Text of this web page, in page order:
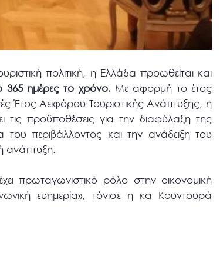
πολιτική, η Ελλάδα προωθείται και
365 ημέρες το χρόνο.Με αφορμή το έτος
Έτος Αειφόρου Τουριστικής Ανάπτυξης, η
τις προϋποθέσεις για την διαφύλαξη της
του περιβάλλοντος και την ανάδειξη του
ανάπτυξη.
πρωταγωνιστικό ρόλο στην οικονομική
ευημερία», τόνισε η κα Κουντουρά